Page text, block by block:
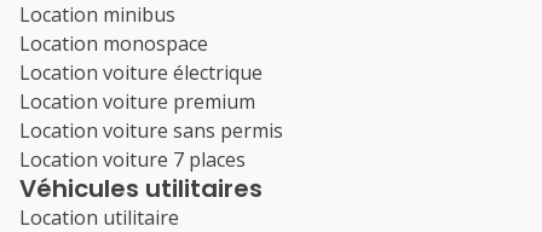
Location minibus
Location monospace
Location voiture électrique
Location voiture premium
Location voiture sans permis
Location voiture 7 places
Véhicules utilitaires
Location utilitaire